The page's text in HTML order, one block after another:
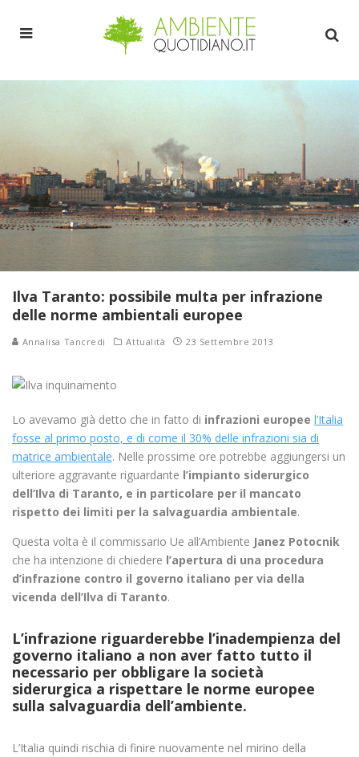
Ilva Taranto: possibile multa per infrazione
delle norme ambientali europee
Annalisa Tancredi Attualità 23 Settembre 2013
Lo avevamo già detto che in fatto di infrazioni europee l’Italia
fosse al primo posto, e di come il 30% delle infrazioni sia di
matrice ambientale. Nelle prossime ore potrebbe aggiungersi un
ulteriore aggravante riguardante l’impianto siderurgico
dell’Ilva di Taranto, e in particolare per il mancato
rispetto dei limiti per la salvaguardia ambientale.
Questa volta è il commissario Ue all’Ambiente Janez Potocnik
che ha intenzione di chiedere l’apertura di una procedura
d’infrazione contro il governo italiano per via della
vicenda dell’Ilva di Taranto.
L’infrazione riguarderebbe l’inadempienza del
governo italiano a non aver fatto tutto il
necessario per obbligare la società
siderurgica a rispettare le norme europee
sulla salvaguardia dell’ambiente.
L’Italia quindi rischia di finire nuovamente nel mirino della